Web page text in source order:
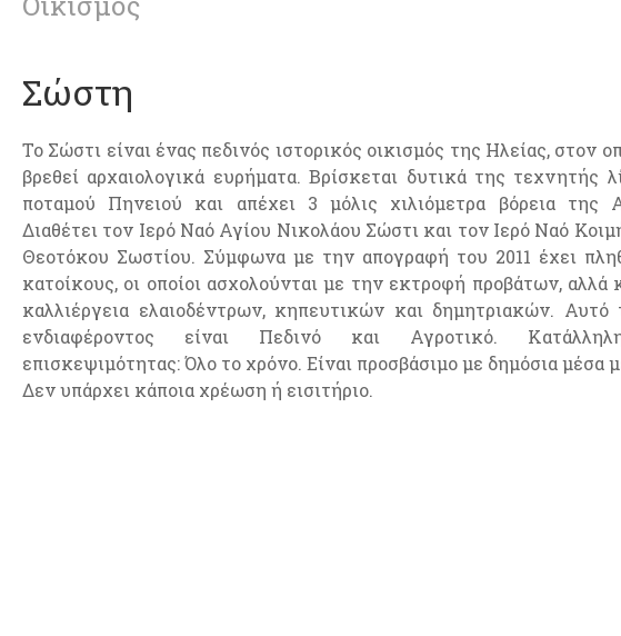
Σώστη
Το Σώστι είναι ένας πεδινός ιστορικός οικισμός της Ηλείας, στον
βρεθεί αρχαιολογικά ευρήματα. Βρίσκεται δυτικά της τεχνητής
ποταμού Πηνειού και απέχει 3 μόλις χιλιόμετρα βόρεια της
Διαθέτει τον Ιερό Ναό Αγίου Νικολάου Σώστι και τον Ιερό Ναό
Θεοτόκου Σωστίου. Σύμφωνα με την απογραφή του 2011 έχει
κατοίκους, οι οποίοι ασχολούνται με την εκτροφή προβάτων, αλλά
καλλιέργεια ελαιοδέντρων, κηπευτικών και δημητριακών. Αυτό
ενδιαφέροντος είναι Πεδινό και Αγροτικό.
επισκεψιμότητας: Όλο το χρόνο. Είναι προσβάσιμο με δημόσια μέσα
Δεν υπάρχει κάποια χρέωση ή εισιτήριο.